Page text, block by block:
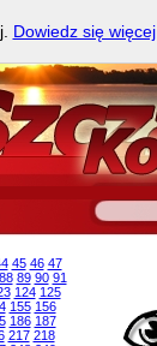
45 46 47
88 89 90 91
124 125
155 156
186 187
217 218
Dowiedz się więcej